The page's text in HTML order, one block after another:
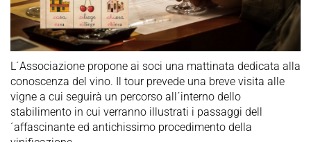
L´Associazione propone ai soci una mattinata dedicata alla
conoscenza del vino. Il tour prevede una breve visita alle
vigne a cui seguirà un percorso all´interno dello
stabilimento in cui verranno illustrati i passaggi dell
´affascinante ed antichissimo procedimento della